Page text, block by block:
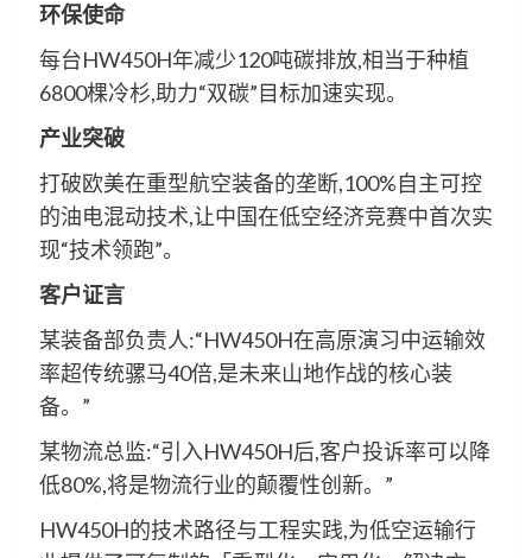
环保使命
每台HW450H年减少120吨碳排放,相当于种植
6800棵冷杉,助力“双碳”目标加速实现。
产业突破
打破欧美在重型航空装备的垄断,100%自主可控
的油电混动技术,让中国在低空经济竞赛中首次实
现“技术领跑”。
客户证言
某装备部负责人:“HW450H在高原演习中运输效
率超传统骡马40倍,是未来山地作战的核心装
备。”
某物流总监:“引入HW450H后,客户投诉率可以降
低80%,将是物流行业的颠覆性创新。”
HW450H的技术路径与工程实践,为低空运输行